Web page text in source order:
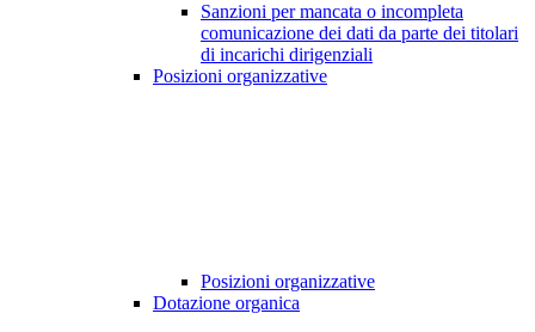
Sanzioni per mancata o incompleta
comunicazione dei dati da parte dei titolari
di incarichi dirigenziali
Posizioni organizzative
Posizioni organizzative
Dotazione organica